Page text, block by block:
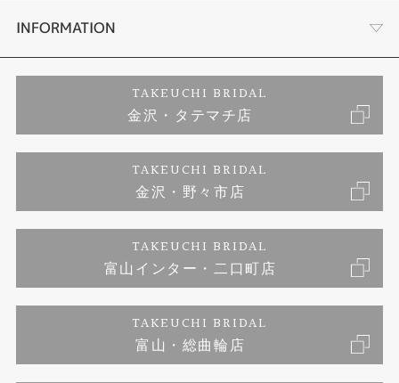
セットリング
婚約ネックレス
ダイヤモンド
ジュエリーリフォーム
お客様の声
プロポーズサポート
ブランドリスト
福井指輪工房｜手作りペアリング
福井指輪工房｜手作り結婚指輪 and 婚約指輪
福井工房｜手作り婚約指輪プロポーズプラン
会社概要
お客様の声
INFORMATION
プライバシーポリシー
TAKEUCHI BRIDAL
金沢・タテマチ店
TAKEUCHI BRIDAL
金沢・野々市店
TAKEUCHI BRIDAL
富山インター・二口町店
TAKEUCHI BRIDAL
富山・総曲輪店